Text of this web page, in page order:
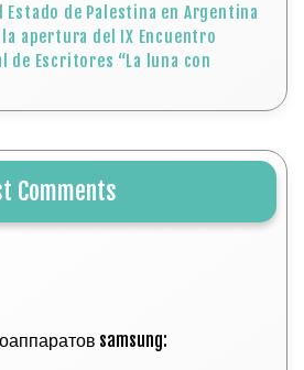
Estado de Palestina en Argentina
apertura del IX Encuentro
de Escritores “La luna con
Comments
samsung: